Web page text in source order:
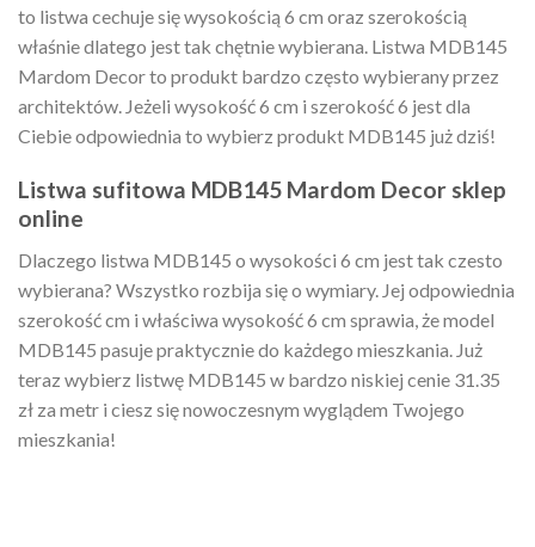
to listwa cechuje się wysokością 6 cm oraz szerokością
właśnie dlatego jest tak chętnie wybierana. Listwa MDB145
Mardom Decor to produkt bardzo często wybierany przez
architektów. Jeżeli wysokość 6 cm i szerokość 6 jest dla
Ciebie odpowiednia to wybierz produkt MDB145 już dziś!
Listwa sufitowa MDB145 Mardom Decor sklep
online
Dlaczego listwa MDB145 o wysokości 6 cm jest tak czesto
wybierana? Wszystko rozbija się o wymiary. Jej odpowiednia
szerokość cm i właściwa wysokość 6 cm sprawia, że model
MDB145 pasuje praktycznie do każdego mieszkania. Już
teraz wybierz listwę MDB145 w bardzo niskiej cenie 31.35
zł za metr i ciesz się nowoczesnym wyglądem Twojego
mieszkania!